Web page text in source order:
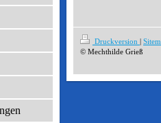
Druckversion |
© Mechthilde Grieß